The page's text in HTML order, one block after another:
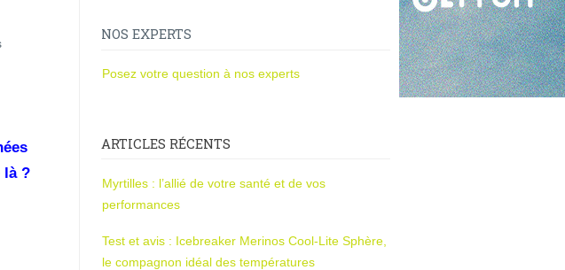
là ?
NOS EXPERTS
Posez votre question à nos experts
ARTICLES RÉCENTS
Myrtilles : l’allié de votre santé et de vos
performances
Test et avis : Icebreaker Merinos Cool-Lite Sphère,
le compagnon idéal des températures